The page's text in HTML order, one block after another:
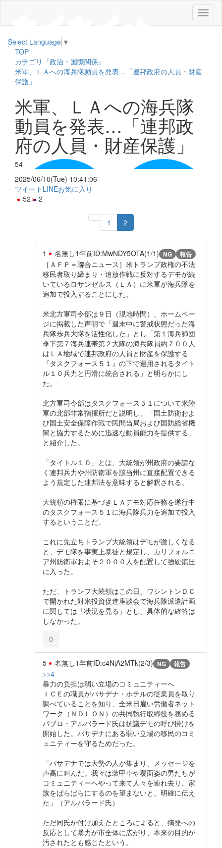
メ
ニ
Select Language ▼
TOP
カテゴリ『政治・国際関係』
米軍、ＬＡへの海兵隊動員を発表…「連邦政府の人員・財産
保護」
米軍、ＬＡへの海兵隊
動員を発表…「連邦政
府の人員・財産保護」
54
2025/06/10(Tue) 10:41:06
ツイート LINEお気に入り
52
2
1 2
1 名無し1年前ID:MwNDY5OTA(1/1) NG 報告
［ＡＦＰ＝聯合ニュース］米トランプ政権の不法
移民者取り締まり・追放作戦に反対するデモが続
いているロサンゼルス（ＬＡ）に米軍が海兵隊を
追加で投入することにした。
米北方軍司令部は９日（現地時間）、ホームペー
ジに掲載した声明で「週末中に警戒状態だった海
兵隊歩兵大隊を活性化した」とし「第１海兵師団
傘下第７海兵連帯第２大隊の海兵隊員約７００人
はＬＡ地域で連邦政府の人員と財産を保護する
『タスクフォース５１』の下で運用されるタイト
ル１０兵力と円滑に統合される」と明らかにし
た。
北方軍司令部はタスクフォース５１について米陸
軍の北部非常指揮所だと説明し、「国土防衛およ
び国土安全保障作戦で民間当局および国防総省機
関と協力するために迅速な動員能力を提供する」
と紹介した。
「タイトル１０」とは、大統領が州政府の要請な
く連邦兵力や州防衛軍を該当州に直接配置できる
よう規定した連邦法を意味すると解釈される。
大統領の権限に基づきＬＡデモ対応任務を遂行中
のタスクフォース５１に海兵隊兵力を追加で投入
するということだ。
これに先立ちトランプ大統領はデモが激しくなる
と、デモ隊を事実上暴徒と規定し、カリフォルニ
ア州防衛軍およそ２０００人を配置して強硬鎮圧
に入った。
ただ、トランプ大統領はこの日、ワシントンＤＣ
で開かれた対米投資促進座談会で海兵隊派遣計画
に関しては「状況を見る」とし、具体的な確答は
しなかった。
0
5 名無し1年前ID:c4NjA2MTk(2/3) NG 報告
>>4
暴力の負担は弱い立場のコミュニティーへ
ＩＣＥの職員がパサデナ・ホテルの従業員を取り
調べていることを知り、全米日雇い労働者ネット
ワーク（ＮＤＬＯＮ）の共同執行取締役を務める
パブロ・アルバラード氏は抗議デモの呼び掛けを
開始した。パサデナにある弱い立場の移民のコミ
ュニティーを守るためだった。
「パサデナでは大勢の人が集まり、メッセージを
声高に叫んだ。我々は装甲車や覆面姿の男たちが
コミュニティーへやって来て人々を連れ去り、家
族をばらばらにするのを望まないと、明確に伝え
た」（アルバラード氏）
ただ同氏が付け加えたところによると、摘発への
反応として暴力が市全体に広がり、本来の目的が
汚されたとも感じたという。